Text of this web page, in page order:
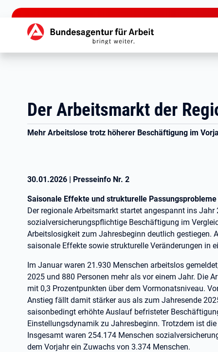
zu den Hauptinhalten springen
Hauptnavigation
Der Arbeitsmarkt der
Mehr Arbeitslose trotz höherer Beschäftigung im
30.01.2026 | Presseinfo Nr. 2
Saisonale Effekte und strukturelle
Der regionale Arbeitsmarkt startet angespannt ins Jahr
sozialversicherungspflichtige Beschäftigung im
Arbeitslosigkeit zum Jahresbeginn deutlich gestiegen.
saisonale Effekte sowie strukturelle Veränderungen in
Im Januar waren 21.930 Menschen arbeitslos
2025 und 880 Personen mehr als vor einem Jahr. Die
mit 0,3 Prozentpunkten über dem Vormonatsniveau.
Anstieg fällt damit stärker aus als zum Jahresende
saisonbedingt erhöhte Auslauf befristeter
Einstellungsdynamik zu Jahresbeginn. Trotzdem ist
Insgesamt waren 254.174 Menschen
dem Vorjahr ein Zuwachs von 3.374 Menschen.